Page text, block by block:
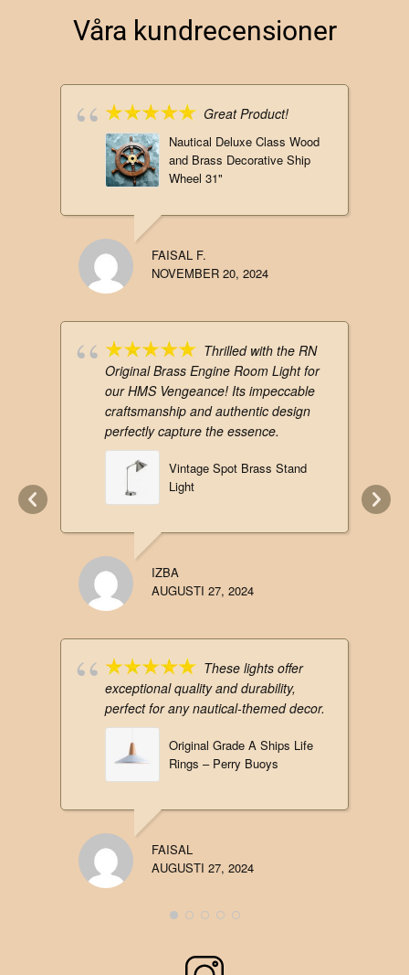
Våra kundrecensioner
Great Product!
Nautical Deluxe Class Wood
and Brass Decorative Ship
Wheel 31"
FAISAL F.
NOVEMBER 20, 2024
Thrilled with the RN
Original Brass Engine Room Light for
our HMS Vengeance! Its impeccable
craftsmanship and authentic design
perfectly capture the essence.
Vintage Spot Brass Stand
Light
IZBA
AUGUSTI 27, 2024
These lights offer
exceptional quality and durability,
perfect for any nautical-themed decor.
Original Grade A Ships Life
Rings – Perry Buoys
FAISAL
AUGUSTI 27, 2024